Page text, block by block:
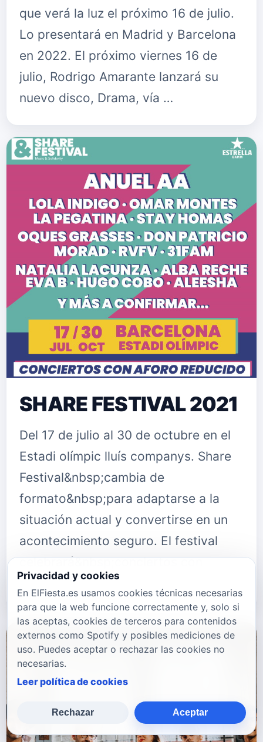
que verá la luz el próximo 16 de julio.
Lo presentará en Madrid y Barcelona
en 2022. El próximo viernes 16 de
julio, Rodrigo Amarante lanzará su
nuevo disco, Drama, vía …
SHARE FESTIVAL 2021
Del 17 de julio al 30 de octubre en el
Estadi olímpic lluís companys. Share
Festival&nbsp;cambia de
formato&nbsp;para adaptarse a la
situación actual y convertirse en un
acontecimiento seguro. El festival
celebrará&nbsp;conciertos con
aforo…
Privacidad y cookies
En ElFiesta.es usamos cookies técnicas necesarias
para que la web funcione correctamente y, solo si
las aceptas, cookies de terceros para contenidos
externos como Spotify y posibles mediciones de
uso. Puedes aceptar o rechazar las cookies no
necesarias.
Leer política de cookies
Rechazar Aceptar